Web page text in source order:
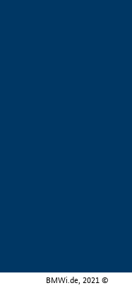
BMWi.de, 2021 ©